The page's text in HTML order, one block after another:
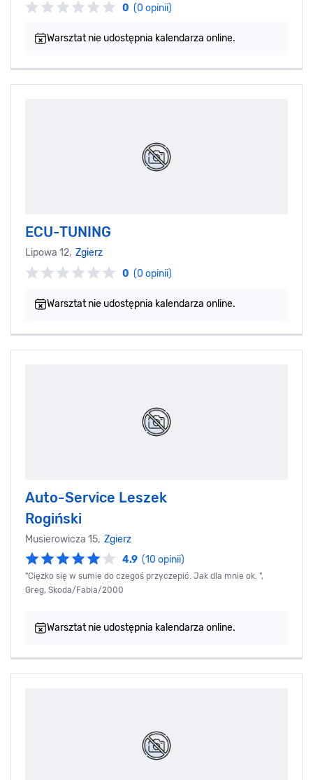
0 (0 opinii)
Warsztat nie udostępnia kalendarza online.
ECU-TUNING
Lipowa 12, Zgierz
0 (0 opinii)
Warsztat nie udostępnia kalendarza online.
Auto-Service Leszek
Rogiński
Musierowicza 15, Zgierz
4.9 (10 opinii)
"Ciężko się w sumie do czegoś przyczepić. Jak dla mnie ok. ",
Greg, Skoda/Fabia/2000
Warsztat nie udostępnia kalendarza online.